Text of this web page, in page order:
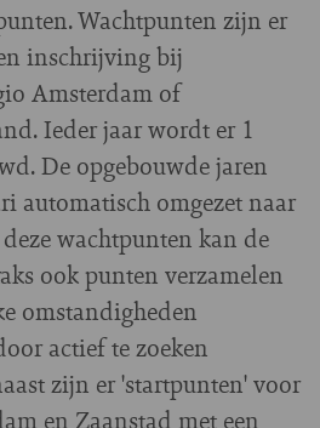
Wachtpunten zijn er
inschrijving bij
Amsterdam of
Ieder jaar wordt er 1
De opgebouwde jaren
automatisch omgezet naar
wachtpunten kan de
ook punten verzamelen
omstandigheden
actief te zoeken
zijn er 'startpunten' voor
en Zaanstad met een